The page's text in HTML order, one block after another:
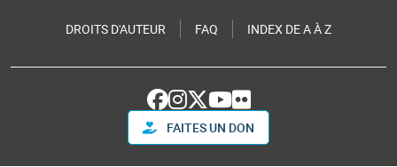
DROITS D'AUTEUR FAQ INDEX DE A À Z
FAITES UN DON